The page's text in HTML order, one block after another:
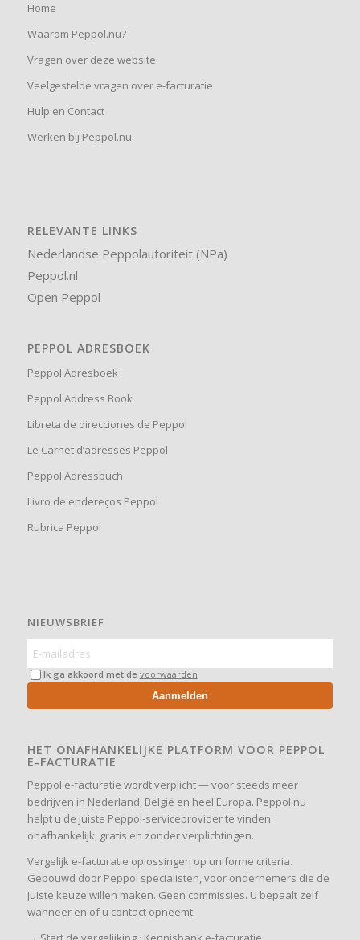
Home
Waarom Peppol.nu?
Vragen over deze website
Veelgestelde vragen over e-facturatie
Hulp en Contact
Werken bij Peppol.nu
RELEVANTE LINKS
Nederlandse Peppolautoriteit (NPa)
Peppol.nl
Open Peppol
PEPPOL ADRESBOEK
Peppol Adresboek
Peppol Address Book
Libreta de direcciones de Peppol
Le Carnet d’adresses Peppol
Peppol Adressbuch
Livro de endereços Peppol
Rubrica Peppol
NIEUWSBRIEF
Ik ga akkoord met de voorwaarden
Aanmelden
HET ONAFHANKELIJKE PLATFORM VOOR PEPPOL
E-FACTURATIE
Peppol e-facturatie wordt verplicht — voor steeds meer
bedrijven in Nederland, België en heel Europa. Peppol.nu
helpt u de juiste Peppol-serviceprovider te vinden:
onafhankelijk, gratis en zonder verplichtingen.
Vergelijk e-facturatie oplossingen op uniforme criteria.
Gebouwd door Peppol specialisten, voor ondernemers die de
juiste keuze willen maken. Geen commissies. U bepaalt zelf
wanneer en of u contact opneemt.